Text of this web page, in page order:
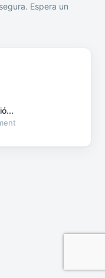
Espera un